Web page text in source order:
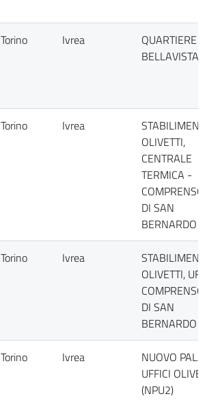
Torino Ivrea
QUARTIERE
BELLAVISTA
Torino Ivrea
OLIVETTI,
CENTRALE
TERMICA -
DI SAN
BERNARDO
Torino Ivrea
OLIVETTI,
DI SAN
BERNARDO
Torino Ivrea
NUOVO
UFFICI
(NPU2)